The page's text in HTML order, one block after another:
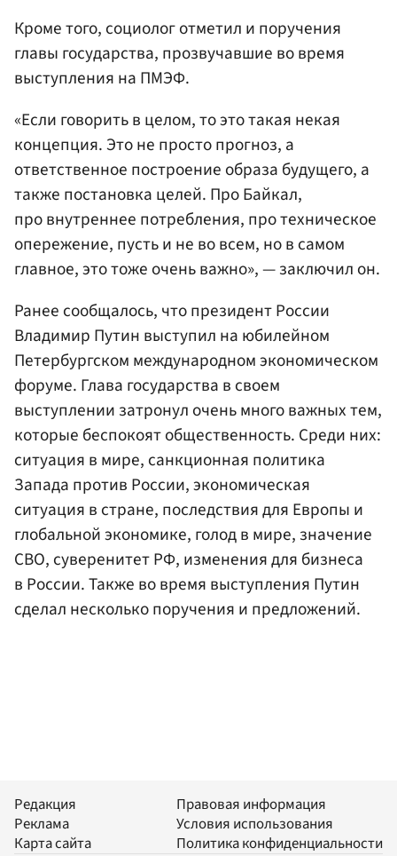
Кроме того, социолог отметил и поручения
главы государства, прозвучавшие во время
выступления на ПМЭФ.
«Если говорить в целом, то это такая некая
концепция. Это не просто прогноз, а
ответственное построение образа будущего, а
также постановка целей. Про Байкал,
про внутреннее потребления, про техническое
опережение, пусть и не во всем, но в самом
главное, это тоже очень важно», — заключил он.
Ранее сообщалось, что президент России
Владимир Путин выступил на юбилейном
Петербургском международном экономическом
форуме. Глава государства в своем
выступлении затронул очень много важных тем,
которые беспокоят общественность. Среди них:
ситуация в мире, санкционная политика
Запада против России, экономическая
ситуация в стране, последствия для Европы и
глобальной экономике, голод в мире, значение
СВО, суверенитет РФ, изменения для бизнеса
в России. Также во время выступления Путин
сделал несколько поручения и предложений.
Редакция
Реклама
Карта сайта
Правовая информация
Условия использования
Политика конфиденциальности